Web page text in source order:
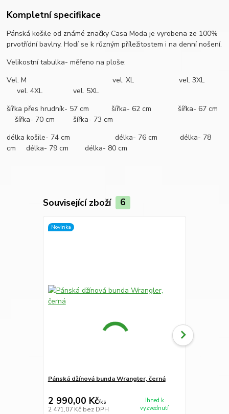
Kompletní specifikace
Pánská košile od známé značky Casa Moda je vyrobena ze 100%
prvotřídní bavlny. Hodí se k různým příležitostem i na denní nošení.
Velikostní tabulka- měřeno na ploše:
Vel. M vel. XL vel. 3XL
vel. 4XL vel. 5XL
šířka přes hrudník- 57 cm šířka- 62 cm šířka- 67 cm
šířka- 70 cm šířka- 73 cm
délka košile- 74 cm délka- 76 cm délka- 78
cm délka- 79 cm délka- 80 cm
Související zboží 6
Novinka
Pánská džínová bunda Wrangler, černá
2 990,00 Kč/ks
2 471,07 Kč bez DPH
Ihned k
vyzvednutí